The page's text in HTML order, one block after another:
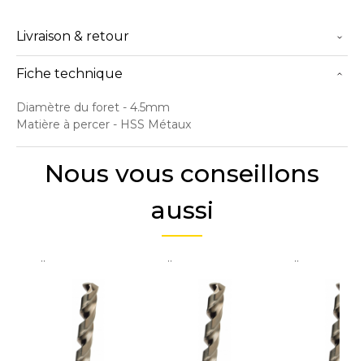
Livraison & retour
Fiche technique
Diamètre du foret - 4.5mm
Matière à percer - HSS Métaux
Nous vous conseillons
aussi
.. .. ..